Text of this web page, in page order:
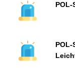
POL-